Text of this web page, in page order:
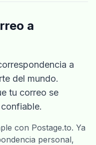
a
a
del mundo.
tu correo se
con Postage.to. Ya
personal,